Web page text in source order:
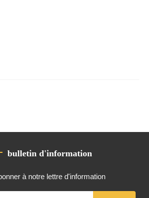
bulletin d'information
à notre lettre d'information